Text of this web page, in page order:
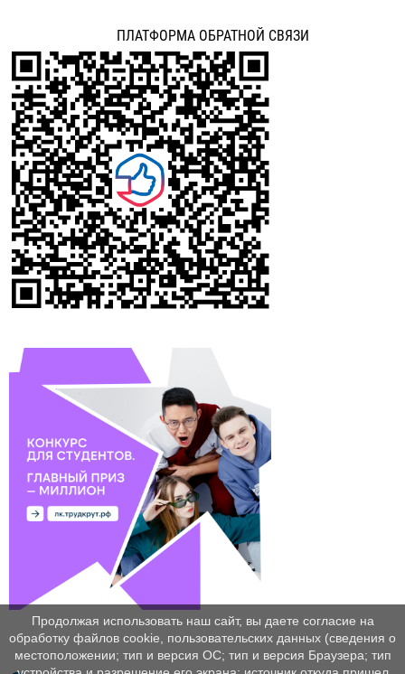
ПЛАТФОРМА ОБРАТНОЙ СВЯЗИ
Продолжая использовать наш сайт, вы даете согласие на
обработку файлов cookie, пользовательских данных (сведения о
местоположении; тип и версия ОС; тип и версия Браузера; тип